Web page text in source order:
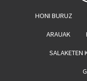
HONI BURUZ
ARAUAK
SALAKETEN